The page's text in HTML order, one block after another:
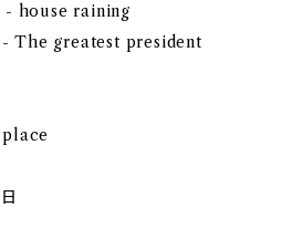
- house raining
The greatest president
place